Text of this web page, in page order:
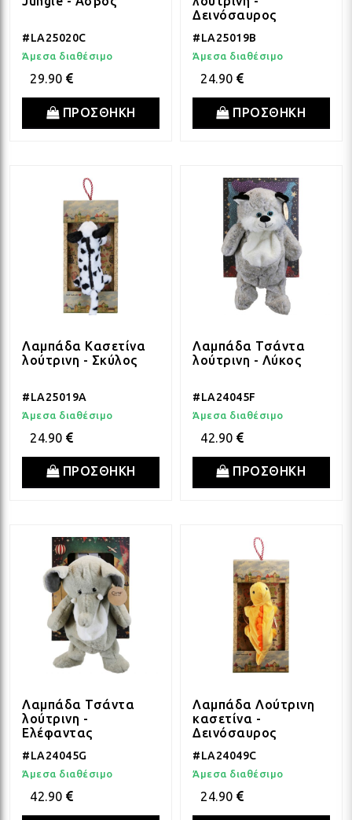
#LA25020C
Άμεσα διαθέσιμο
29.90
ΠΡΟΣΘΗΚΗ
Δεινόσαυρος
#LA25019B
Άμεσα διαθέσιμο
24.90
ΠΡΟΣΘΗΚΗ
Λαμπάδα Κασετίνα
λούτρινη - Σκύλος
#LA25019A
Άμεσα διαθέσιμο
24.90
ΠΡΟΣΘΗΚΗ
Λαμπάδα Τσάντα
λούτρινη - Λύκος
#LA24045F
Άμεσα διαθέσιμο
42.90
ΠΡΟΣΘΗΚΗ
Λαμπάδα Τσάντα
λούτρινη -
Ελέφαντας
#LA24045G
Άμεσα διαθέσιμο
42.90
Λαμπάδα Λούτρινη
κασετίνα -
Δεινόσαυρος
#LA24049C
Άμεσα διαθέσιμο
24.90